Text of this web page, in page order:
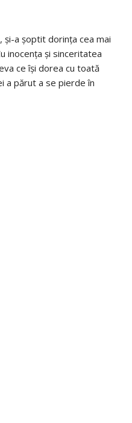
și-a șoptit dorința cea mai
inocența și sinceritatea
ce își dorea cu toată
a părut a se pierde în